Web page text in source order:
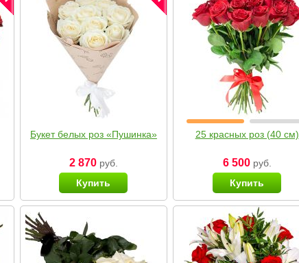
Букет белых роз «Пушинка»
2 870руб.
Купить
25 красных роз (40 см)
6 500руб.
Купить